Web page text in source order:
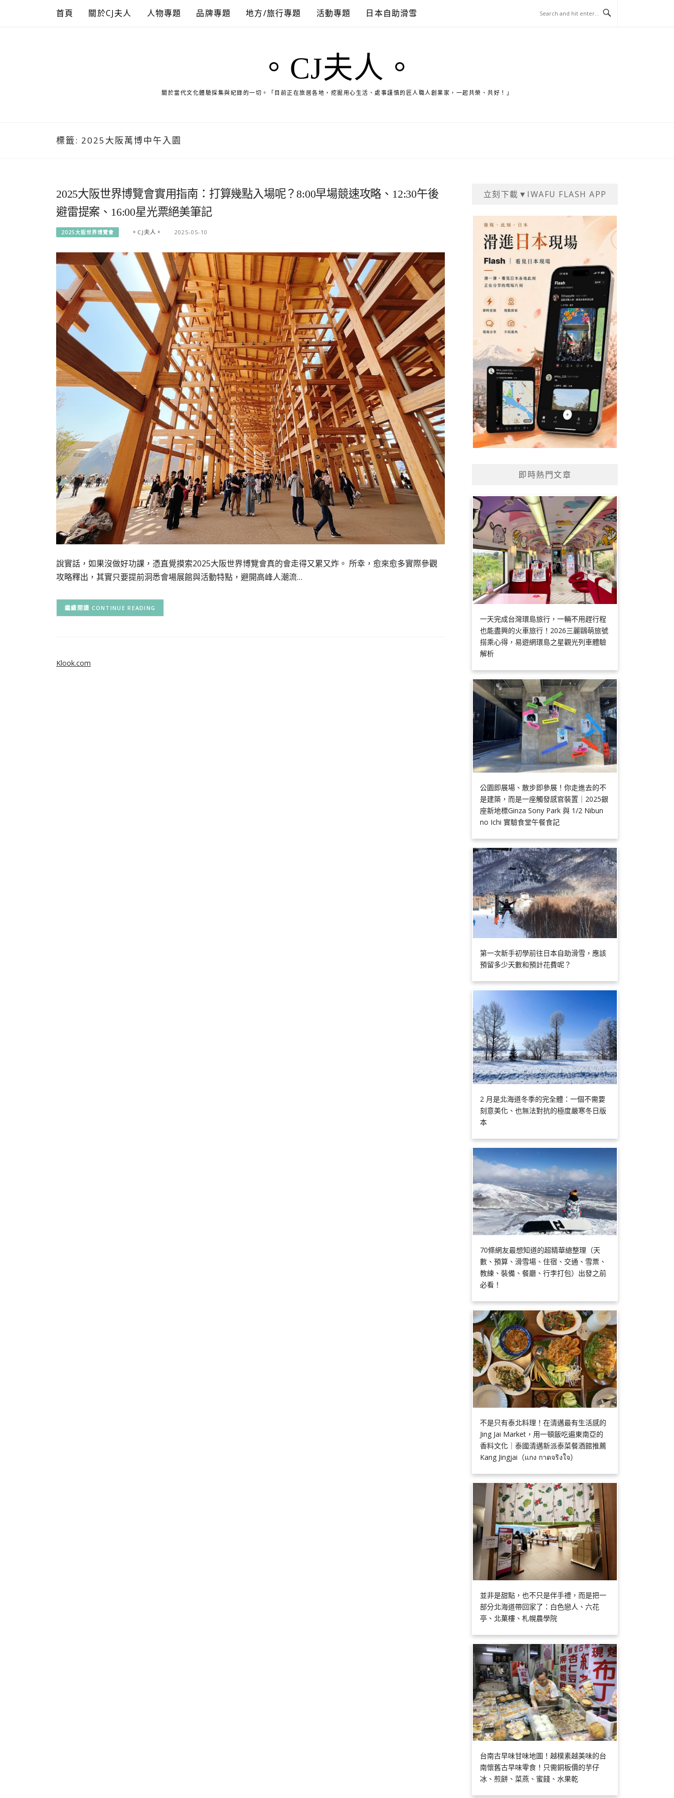
首頁 關於CJ夫人 人物專題 品牌專題 地方/旅行專題 活動專題 日本自助滑雪
。CJ夫人。
關於當代文化體驗採集與紀錄的一切。「目前正在旅居各地，挖掘用心生活、處事謹慎的匠人職人創業家，一起共榮、共好！」
標籤: 2025大阪萬博中午入園
2025大阪世界博覽會實用指南：打算幾點入場呢？8:00早場競速攻略、12:30午後
避雷提案、16:00星光票絕美筆記
2025大阪世界博覽會 。CJ夫人。 2025-05-10
說實話，如果沒做好功課，憑直覺摸索2025大阪世界博覽會真的會走得又累又炸。 所幸，愈來愈多實際參觀
攻略釋出，其實只要提前洞悉會場展館與活動特點，避開高峰人潮流…
CONTINUE READING
立刻下載▼IWAFU FLASH APP
即時熱門文章
一天完成台灣環島旅行，一輛不用趕行程
也能盡興的火車旅行！2026三麗鷗萌旅號
搭乘心得，易遊網環島之星觀光列車體驗
解析
公園即展場、散步即參展！你走進去的不
是建築，而是一座觸發感官裝置｜2025銀
座新地標Ginza Sony Park 與 1/2 Nibun
no Ichi 實驗食堂午餐食記
第一次新手初學前往日本自助滑雪，應該
預留多少天數和預計花費呢？
2 月是北海道冬季的完全體：一個不需要
刻意美化、也無法對抗的極度嚴寒冬日版
本
70條網友最想知道的超精華總整理（天
數、預算、滑雪場、住宿、交通、雪票、
教練、裝備、餐廳、行李打包）出發之前
必看！
不是只有泰北料理！在清邁最有生活感的
Jing Jai Market，用一頓飯吃遍東南亞的
香料文化｜泰國清邁新派泰菜餐酒館推薦
Kang Jingjai（แกง กาดจริงใจ）
並非是甜點，也不只是伴手禮，而是把一
部分北海道帶回家了：白色戀人、六花
亭、北菓樓、札幌農學院
台南古早味甘味地圖！越樸素越美味的台
南懷舊古早味零食！只需銅板價的芋仔
冰、煎餅、菜燕、蜜餞、水果乾
Klook.com